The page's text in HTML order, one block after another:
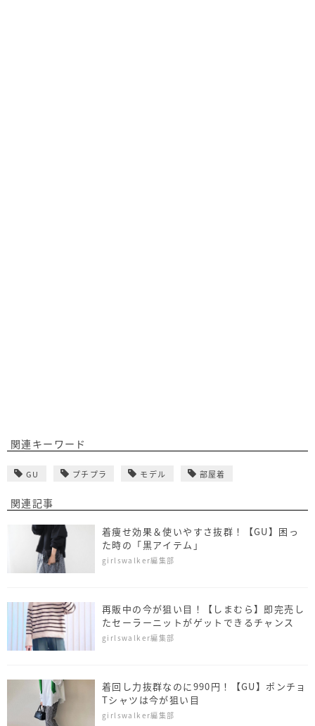
関連キーワード
GU プチプラ モデル 部屋着
関連記事
着痩せ効果＆使いやすさ抜群！【GU】困っ
た時の「黒アイテム」
girlswalker編集部
再販中の今が狙い目！【しまむら】即完売し
たセーラーニットがゲットできるチャンス
girlswalker編集部
着回し力抜群なのに990円！【GU】ポンチョ
Tシャツは今が狙い目
girlswalker編集部